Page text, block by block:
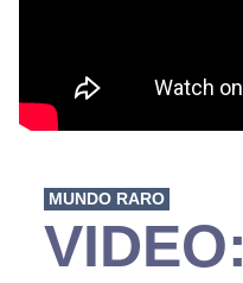
MUNDO RARO
VIDEO: